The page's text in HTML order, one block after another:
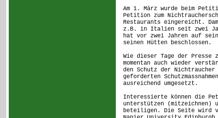
Am 1. März wurde beim
Petition zum
Restaurants eingereicht.
z.B. in Italien seit zwei
hat vor zwei Jahren auf
seinen Hütten beschlossen.
Wie dieser Tage der Presse
momentan auch wieder
den Schutz der
geforderten
ausreichend umgesetzt.
Interessierte können die
unterstützen (mitzeichnen)
beteiligen. Die Seite wird